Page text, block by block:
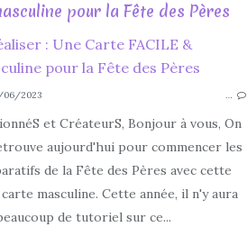
pour la Fête des Pères
06/2023 …
et CréateurS, Bonjour à vous, On
aujourd'hui pour commencer les
de la Fête des Pères avec cette
masculine. Cette année, il n'y aura
de tutoriel sur ce...